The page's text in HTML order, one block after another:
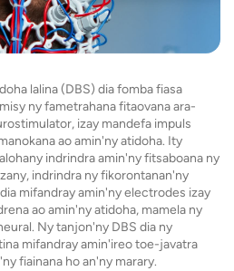
lalina (DBS) dia fomba fiasa
ny fametrahana fitaovana ara-
izay mandefa impuls
ao amin'ny atidoha. Ity
indrindra amin'ny fitsaboana ny
indrindra ny fikorontanan'ny
mifandray amin'ny electrodes izay
ao amin'ny atidoha, mamela ny
Ny tanjon'ny DBS dia ny
mifandray amin'ireo toe-javatra
fiainana ho an'ny marary.